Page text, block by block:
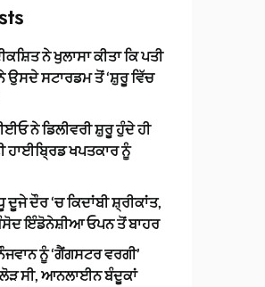
ਨੇ ਖੁਲਾਸਾ ਕੀਤਾ ਕਿ ਪਤੀ
ਉਸਦੇ ਸਟਾਰਡਮ ਤੋਂ ‘ਸ਼ੁਰੂ ਵਿੱਚ
ਨੇ ਡਿਲੀਵਰੀ ਸ਼ੁਰੂ ਹੁੰਦੇ ਹੀ
ਹਾਈਬ੍ਰਿਡ ਖਪਤਕਾਰ ਨੂੰ
ਦੂਜੇ ਦੌਰ ‘ਚ ਕਿਦਾਂਬੀ ਸ਼੍ਰੀਕਾਂਤ,
ਇੰਡੋਨੇਸ਼ੀਆ ਓਪਨ ਤੋਂ ਬਾਹਰ
ਨੂੰ ‘ਗੈਂਗਸਟਰ ਵਰਗੀ’
ਲੋੜ ਸੀ, ਆਨਲਾਈਨ ਬੰਦੂਕਾਂ